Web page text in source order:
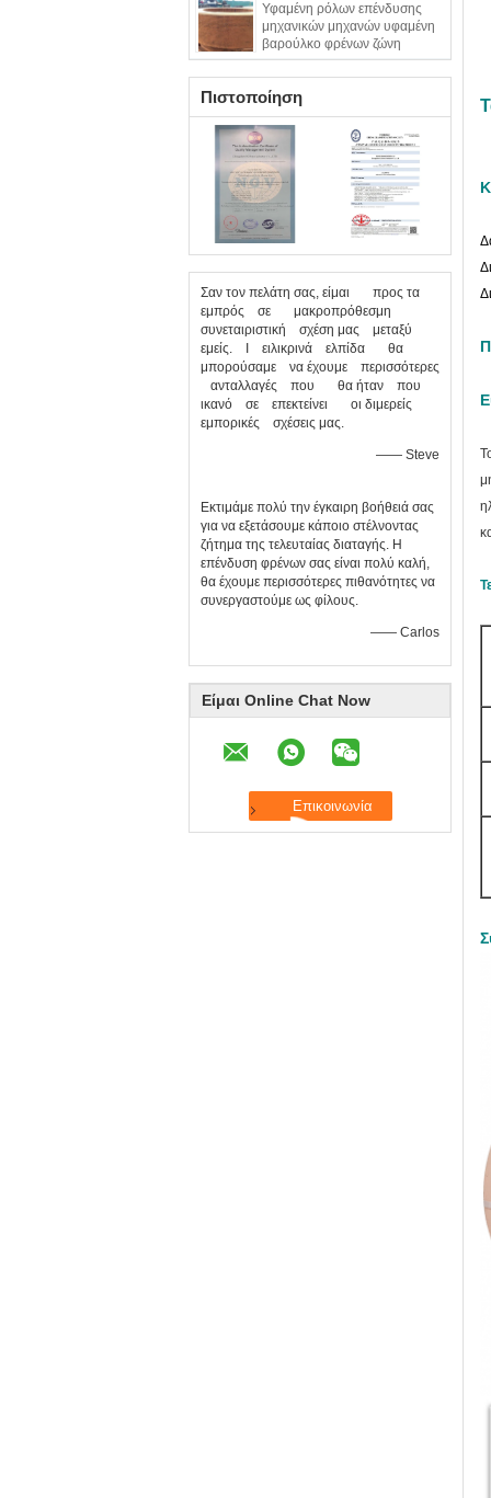
Υφαμένη ρόλων επένδυσης
μηχανικών μηχανών υφαμένη
βαρούλκο φρένων ζώνη
φρένων επένδυσης υλική
Πιστοποίηση
Σαν τον πελάτη σας, είμαι προς τα
εμπρός σε μακροπρόθεσμη
συνεταιριστική σχέση μας μεταξύ
εμείς. Ι ειλικρινά ελπίδα θα
μπορούσαμε να έχουμε περισσότερες
ανταλλαγές που θα ήταν που
ικανό σε επεκτείνει οι διμερείς
εμπορικές σχέσεις μας.
—— Steve
Εκτιμάμε πολύ την έγκαιρη βοήθειά σας
για να εξετάσουμε κάποιο στέλνοντας
ζήτημα της τελευταίας διαταγής. Η
επένδυση φρένων σας είναι πολύ καλή,
θα έχουμε περισσότερες πιθανότητες να
συνεργαστούμε ως φίλους.
—— Carlos
Είμαι Online Chat Now